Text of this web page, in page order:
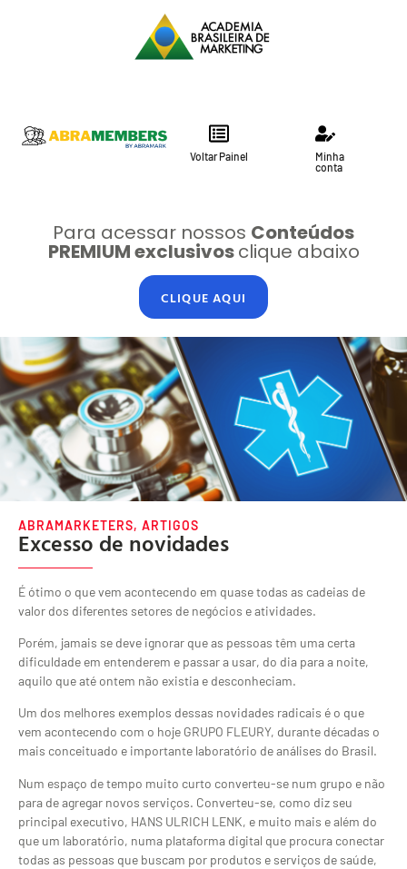
Voltar Painel
Minha
conta
Para acessar nossos Conteúdos
PREMIUM exclusivosclique abaixo
CLIQUE AQUI
ABRAMARKETERS, ARTIGOS
Excesso de novidades
É ótimo o que vem acontecendo em quase todas as cadeias de
valor dos diferentes setores de negócios e atividades.
Porém, jamais se deve ignorar que as pessoas têm uma certa
dificuldade em entenderem e passar a usar, do dia para a noite,
aquilo que até ontem não existia e desconheciam.
Um dos melhores exemplos dessas novidades radicais é o que
vem acontecendo com o hoje GRUPO FLEURY, durante décadas o
mais conceituado e importante laboratório de análises do Brasil.
Num espaço de tempo muito curto converteu-se num grupo e não
para de agregar novos serviços. Converteu-se, como diz seu
principal executivo, HANS ULRICH LENK, e muito mais e além do
que um laboratório, numa plataforma digital que procura conectar
todas as pessoas que buscam por produtos e serviços de saúde,